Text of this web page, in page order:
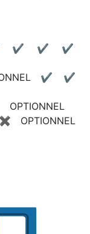
✔ ✔ ✔
✔ ✔
OPTIONNEL
✖ OPTIONNEL